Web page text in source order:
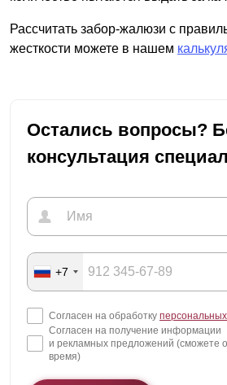
Рассчитать забор-жалюзи с
жесткости можете в нашем
Остались вопросы?
консультация
+7
Согласен на обработку
Согласен на получение информации
и рекламных предложений (сможете
время)